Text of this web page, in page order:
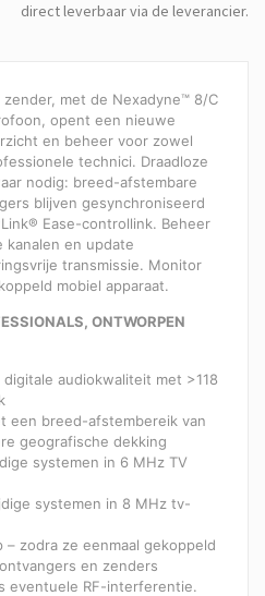
direct leverbaar via de leverancier.
zender, met de Nexadyne™ 8/C
opent een nieuwe
en beheer voor zowel
technici. Draadloze
nodig: breed-afstembare
blijven gesynchroniseerd
Ease-controllink. Beheer
kanalen en update
transmissie. Monitor
mobiel apparaat.
ONTWORPEN
audiokwaliteit met >118
een breed-afstembereik van
geografische dekking
systemen in 6 MHz TV
systemen in 8 MHz tv-
– zodra ze eenmaal gekoppeld
en zenders
eventuele RF-interferentie.